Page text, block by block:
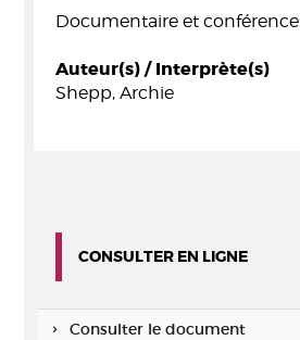
Documentaire et conférence
Auteur(s) / Interprète(s)
Shepp, Archie
CONSULTER EN LIGNE
Consulter le document